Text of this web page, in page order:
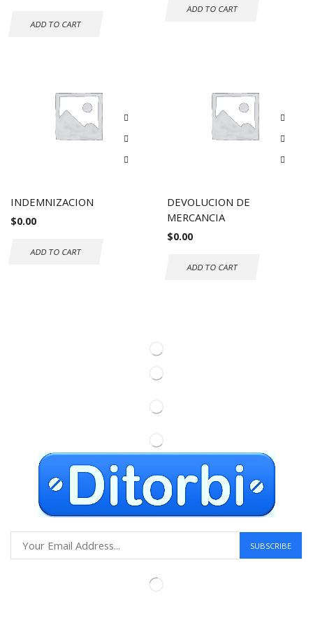
ADD TO CART
ADD TO CART
INDEMNIZACION
$0.00
ADD TO CART
DEVOLUCION DE
MERCANCIA
$0.00
ADD TO CART